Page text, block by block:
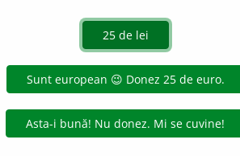
particulelor solide în suspensie într-un
acțiuni
© 2004-2026 dexonline (https://